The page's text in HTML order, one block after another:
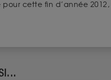
cette fin d’année